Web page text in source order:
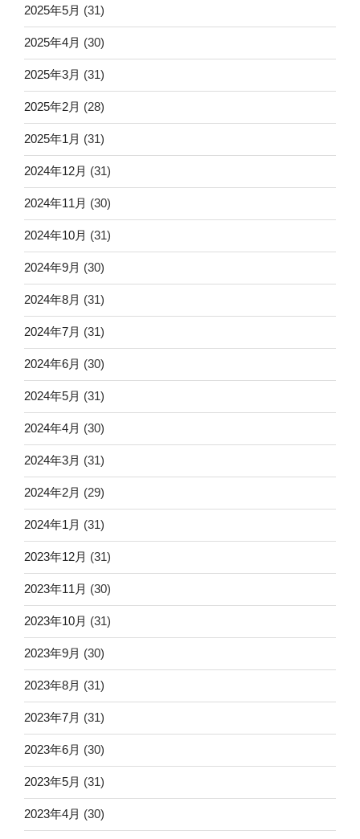
2025年5月 (31)
2025年4月 (30)
2025年3月 (31)
2025年2月 (28)
2025年1月 (31)
2024年12月 (31)
2024年11月 (30)
2024年10月 (31)
2024年9月 (30)
2024年8月 (31)
2024年7月 (31)
2024年6月 (30)
2024年5月 (31)
2024年4月 (30)
2024年3月 (31)
2024年2月 (29)
2024年1月 (31)
2023年12月 (31)
2023年11月 (30)
2023年10月 (31)
2023年9月 (30)
2023年8月 (31)
2023年7月 (31)
2023年6月 (30)
2023年5月 (31)
2023年4月 (30)